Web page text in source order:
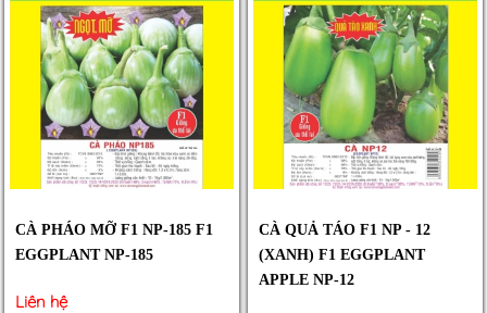
CÀ PHÁO MỠ F1 NP-185 F1
EGGPLANT NP-185
Liên hệ
CÀ QUẢ TÁO F1 NP - 12
(XANH) F1 EGGPLANT
APPLE NP-12